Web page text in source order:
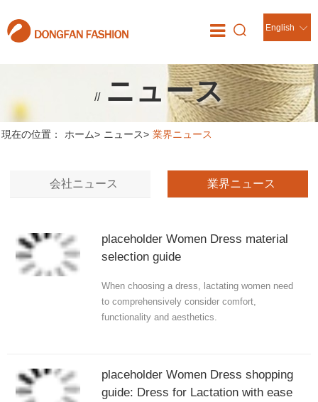
English
// ニュース
現在の位置： ホーム> ニュース> 業界ニュース
会社ニュース 業界ニュース
placeholder Women Dress material
selection guide
When choosing a dress, lactating women need
to comprehensively consider comfort,
functionality and aesthetics.
placeholder Women Dress shopping
guide: Dress for Lactation with ease